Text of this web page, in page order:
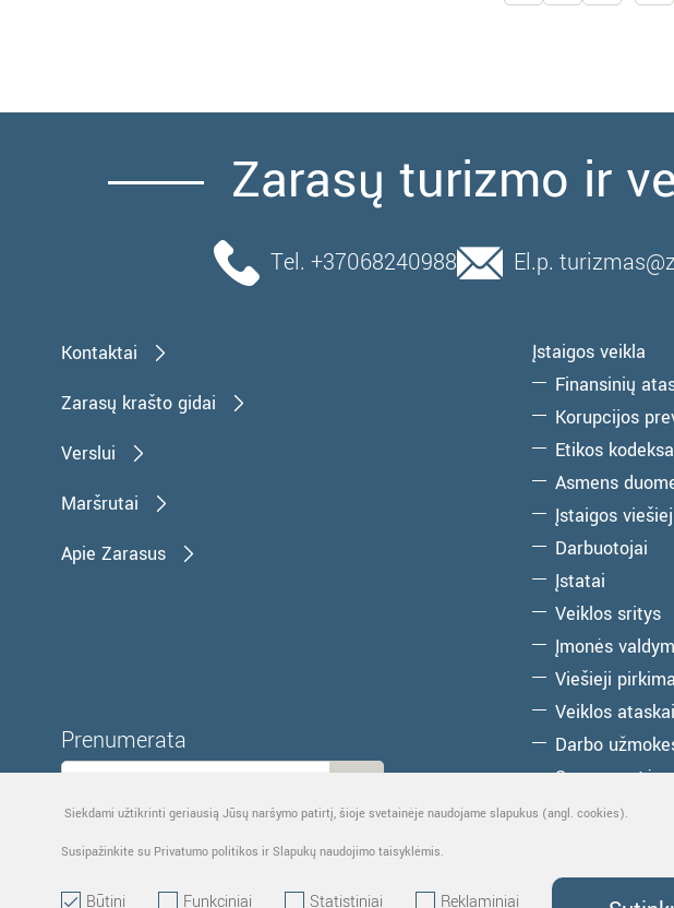
Siekdami užtikrinti geriausią Jūsų naršymo patirtį, šioje svetainėje naudojame slapukus (angl. cookies).
Susipažinkite su Privatumo politikos ir Slapukų naudojimo taisyklėmis.
Būtini Funkciniai Statistiniai Reklaminiai
Zarasų turizmo ir
Tel. +37068240988 El.p.
Kontaktai
Zarasų krašto gidai
Verslui
Maršrutai
Apie Zarasus
Įstaigos veikla
Finansinių
Korupcijos
Etikos
Asmens
Įstaigos
Darbuotojai
Įstatai
Veiklos sritys
Įmonės
Viešieji
Veiklos
Darbo
Savanorystė
Parama
Prenumerata